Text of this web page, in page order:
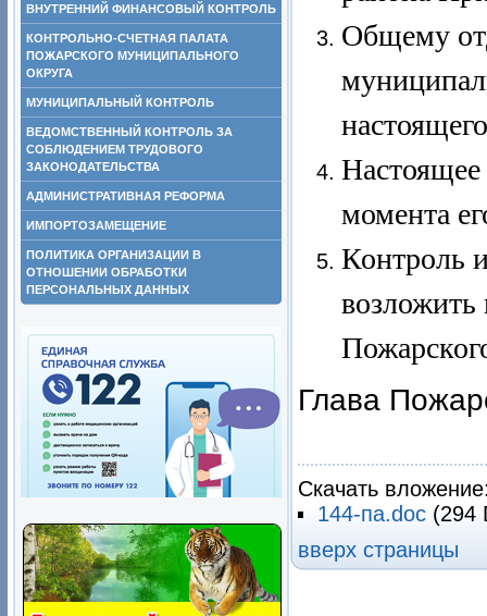
ВНУТРЕННИЙ ФИНАНСОВЫЙ КОНТРОЛЬ
КОНТРОЛЬНО-СЧЕТНАЯ ПАЛАТА
ПОЖАРСКОГО МУНИЦИПАЛЬНОГО
ОКРУГА
МУНИЦИПАЛЬНЫЙ КОНТРОЛЬ
ВЕДОМСТВЕННЫЙ КОНТРОЛЬ ЗА
СОБЛЮДЕНИЕМ ТРУДОВОГО
ЗАКОНОДАТЕЛЬСТВА
АДМИНИСТРАТИВНАЯ РЕФОРМА
ИМПОРТОЗАМЕЩЕНИЕ
ПОЛИТИКА ОРГАНИЗАЦИИ В
ОТНОШЕНИИ ОБРАБОТКИ
ПЕРСОНАЛЬНЫХ ДАННЫХ
Общему
Настоящее
момента
Контроль
возложить
Глава
Скачать
144-па.doc (294
вверх страницы